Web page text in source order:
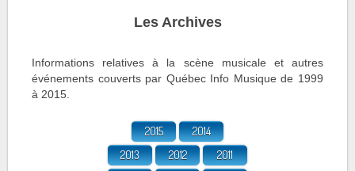
Les Archives
Informations relatives à la scène musicale et autres
événements couverts par Québec Info Musique de 1999
à 2015.
2015
2014
2013
2012
2011